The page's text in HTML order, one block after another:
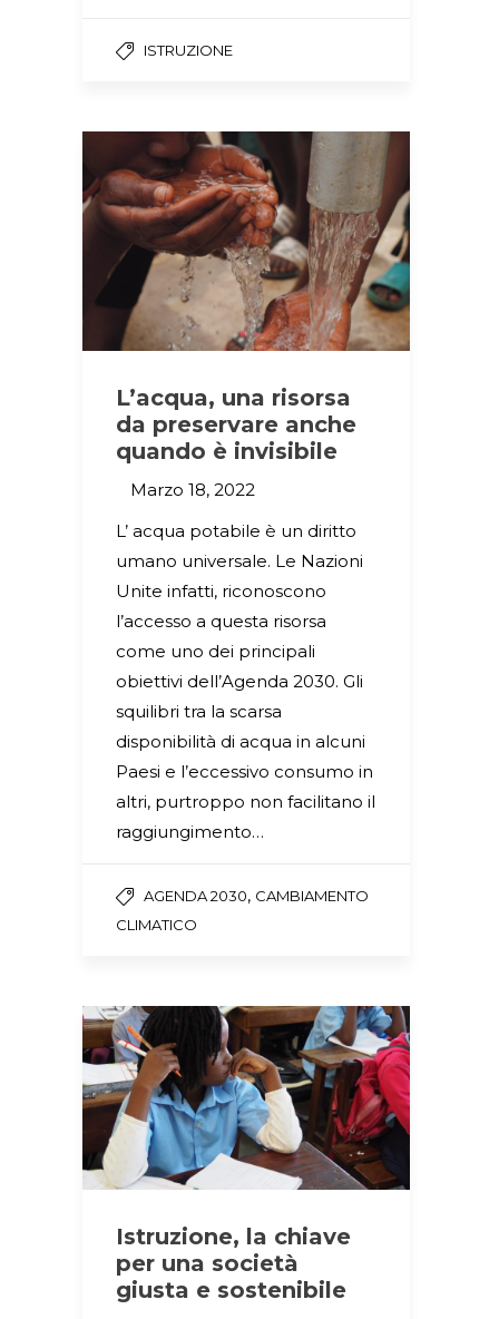
ISTRUZIONE
L’acqua, una risorsa
da preservare anche
quando è invisibile
Marzo 18, 2022
L’ acqua potabile è un diritto
umano universale. Le Nazioni
Unite infatti, riconoscono
l’accesso a questa risorsa
come uno dei principali
obiettivi dell’Agenda 2030. Gli
squilibri tra la scarsa
disponibilità di acqua in alcuni
Paesi e l’eccessivo consumo in
altri, purtroppo non facilitano il
raggiungimento…
AGENDA 2030, CAMBIAMENTO
CLIMATICO
Istruzione, la chiave
per una società
giusta e sostenibile